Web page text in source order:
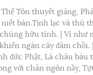
Tôn thuyết giảng,
niết bàn.Tịnh lạc và thù
hữu tình. | Ví như
ngàn cây đâm chồi.
đức Phật, Là châu báu
với chân ngôn nầy,